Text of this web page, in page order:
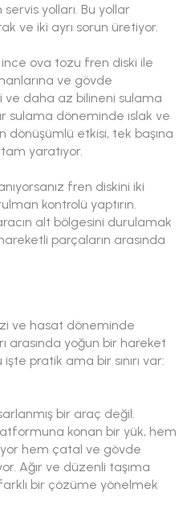
yolları. Bu yollar
ve iki ayrı sorun üretiyor.
ova tozu fren diski ile
ve gövde
ve daha az bilineni sulama
sulama döneminde ıslak ve
dönüşümlü etkisi, tek başına
yaratıyor.
fren diskini iki
kontrolü yaptırın.
alt bölgesini durulamak
parçaların arasında
ve hasat döneminde
arasında yoğun bir hareket
pratik ama bir sınırı var:
bir araç değil.
konan bir yük, hem
hem çatal ve gövde
Ağır ve düzenli taşıma
bir çözüme yönelmek